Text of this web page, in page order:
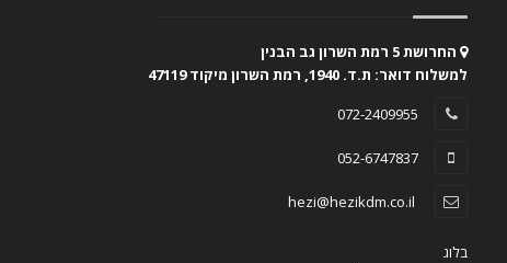
החרושת 5 רמת השרון גב הבנין
למשלוח דואר: ת.ד. 1940, רמת השרון מיקוד 47119
072-2409955
052-6747837
בלוג